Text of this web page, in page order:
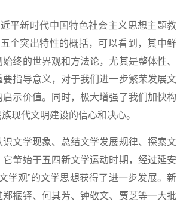
新时代中国特色社会主义思想主题教
个突出特性的概括，可以看到，其中鲜
终的世界观和方法论，尤其是整体性、
指导意义，对于我们进一步繁荣发展文
示价值。同时，极大增强了我们加快构
现代文明建设的信心和决心。
文学现象、总结文学发展规律、探索文
肇始于五四新文学运动时期，经过延安
学观”的文学思想获得了进一步发展。新
振铎、何其芳、钟敬文、贾芝等一大批